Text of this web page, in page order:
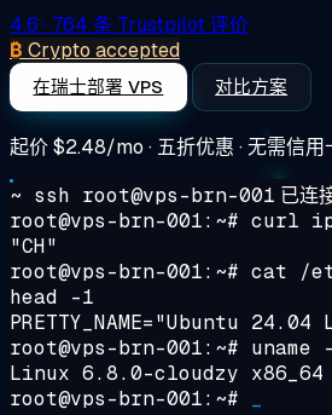
4.6 · 764 条 Trustpilot 评价
₿ Crypto accepted
在瑞士部署 VPS 对比方案
起价$2.48/mo · 五折优惠 · 无需信用
~ ssh root@vps-brn-001 已连
root@vps-brn-001:~# curl
"CH"
root@vps-brn-001:~# cat /
head -1
PRETTY_NAME="Ubuntu 24.04
root@vps-brn-001:~# uname
Linux 6.8.0-cloudzy x86_64
root@vps-brn-001:~#